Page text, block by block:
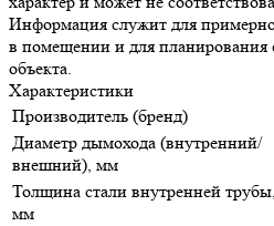
Информация служит для
в помещении и для планирования
объекта.
Характеристики
Производитель (бренд)
Диаметр дымохода (внутренний/
внешний), мм
Толщина стали внутренней трубы,
мм